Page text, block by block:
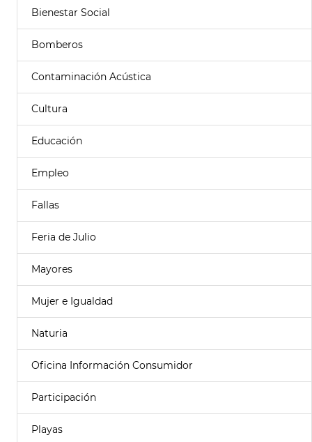
Bienestar Social
Bomberos
Contaminación Acústica
Cultura
Educación
Empleo
Fallas
Feria de Julio
Mayores
Mujer e Igualdad
Naturia
Oficina Información Consumidor
Participación
Playas